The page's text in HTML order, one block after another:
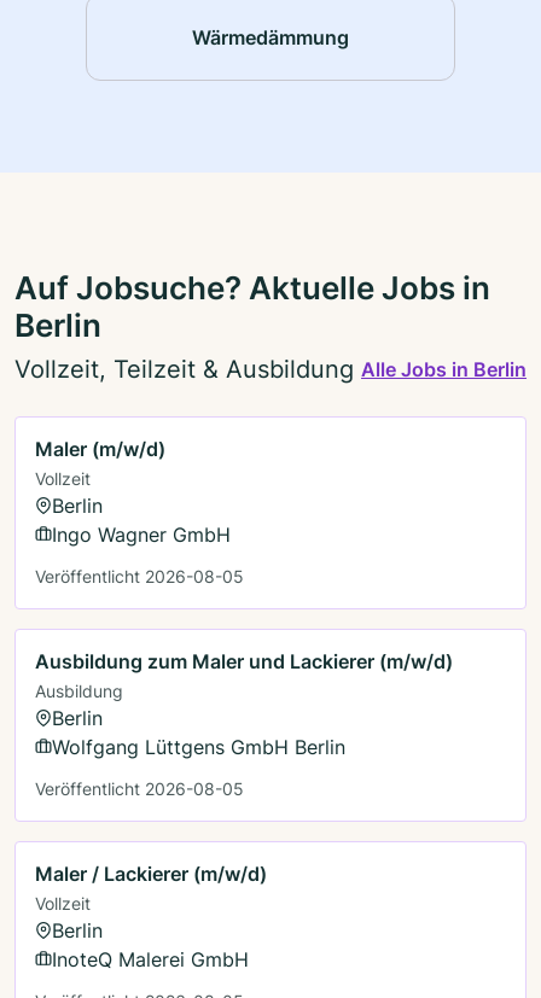
Wärmedämmung
Auf Jobsuche? Aktuelle Jobs in
Berlin
Vollzeit, Teilzeit & Ausbildung Alle Jobs in Berlin
Maler (m/w/d)
Vollzeit
Berlin
Ingo Wagner GmbH
Veröffentlicht 2026-08-05
Ausbildung zum Maler und Lackierer (m/w/d)
Ausbildung
Berlin
Wolfgang Lüttgens GmbH Berlin
Veröffentlicht 2026-08-05
Maler / Lackierer (m/w/d)
Vollzeit
Berlin
InoteQ Malerei GmbH